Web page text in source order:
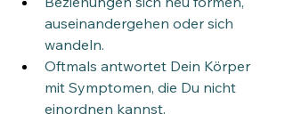
auseinandergehen oder sich
wandeln.
Oftmals antwortet Dein Körper
mit Symptomen, die Du nicht
einordnen kannst.